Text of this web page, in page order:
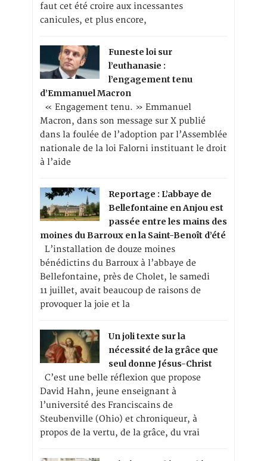
faut cet été croire aux incessantes
canicules, et plus encore,
Funeste loi sur
l’euthanasie :
l’engagement tenu
d’Emmanuel Macron
« Engagement tenu. » Emmanuel
Macron, dans son message sur X publié
dans la foulée de l’adoption par l’Assemblée
nationale de la loi Falorni instituant le droit
à l’aide
Reportage : L’abbaye de
Bellefontaine en Anjou est
passée entre les mains des
moines du Barroux en la Saint-Benoît d’été
L’installation de douze moines
bénédictins du Barroux à l’abbaye de
Bellefontaine, près de Cholet, le samedi
11 juillet, avait beaucoup de raisons de
provoquer la joie et la
Un joli texte sur la
nécessité de la grâce que
seul donne Jésus-Christ
C’est une belle réflexion que propose
David Hahn, jeune enseignant à
l’université des Franciscains de
Steubenville (Ohio) et chroniqueur, à
propos de la vertu, de la grâce, du vrai